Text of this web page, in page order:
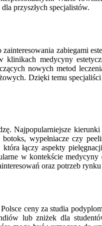
przyszłych specjalistów.
zabiegami
medycyny
nowych metod
Dzięki temu
Najpopularniejsze kierunki
wypełniacze czy
łączy aspekty
w kontekście medycyny
oraz potrzeb rynku
ceny za studia
lub zniżek dla